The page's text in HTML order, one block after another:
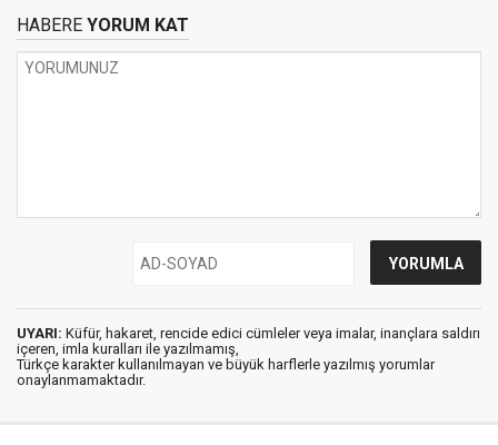
HABERE YORUM KAT
UYARI: Küfür, hakaret, rencide edici cümleler veya imalar, inançlara saldırı
içeren, imla kuralları ile yazılmamış,
Türkçe karakter kullanılmayan ve büyük harflerle yazılmış yorumlar
onaylanmamaktadır.